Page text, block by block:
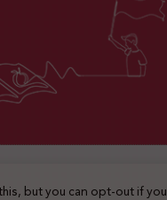
2025 © جميع الحقوق محفوظةbut you can opt-out if